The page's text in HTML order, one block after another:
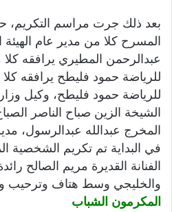
بعد ذلك جرت مراسم
المسرح كلا من مدير عام الهيئة
عبدالرحمن المطيري يرافقه كلا
للرياضة حمود فليطح يرافقه كلا
للرياضة حمود فليطح، وكيل
الشيخة الزين صباح الناصر
المخرج عبدالله عبدالرسول،
في البداية تم تكريم الشخصية
الفنانة القديرة مريم الصالح
والخليجي وسط هتاف وترحيب
المكرمون الشباب